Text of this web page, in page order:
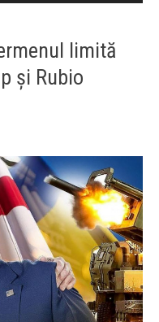
limită
și Rubio